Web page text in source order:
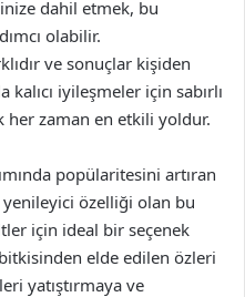
dahil etmek, bu
olabilir.
ve sonuçlar kişiden
kalıcı iyileşmeler için sabırlı
her zaman en etkili yoldur.
popülaritesini artıran
özelliği olan bu
için ideal bir seçenek
elde edilen özleri
yatıştırmaya ve